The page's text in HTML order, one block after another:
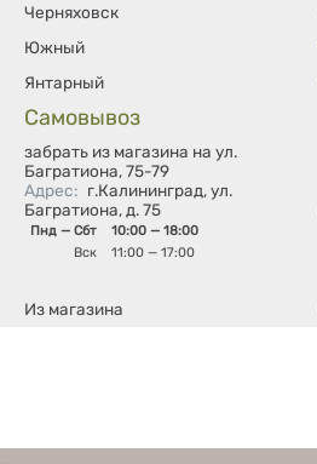
Черняховск
Южный
Янтарный
Самовывоз
забрать из магазина на ул.
Багратиона, 75-79
Адрес: г.Калининград, ул.
Багратиона, д. 75
Пнд — Сбт
10:00 — 18:00
Вск
11:00 — 17:00
Из магазина